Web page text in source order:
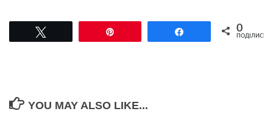
Поділитися0
ПОДІЛИСЬ
YOU MAY ALSO LIKE...